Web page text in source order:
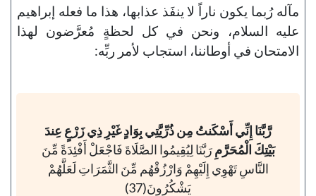
مآله رُبما يكون ناراً لا ينفَذ عذابها، هذا ما فعله إبراهيم
عليه السلام، ونحن في كل لحظةٍ مُعرَّضون لهذا
الامتحان في أوطاننا، استجاب لأمر ربِّه:
رَّبَّنَا إِنِّي أَسْكَنتُ مِن ذُرِّيَّتِي بِوَادٍ غَيْرِ ذِي زَرْعٍ عِندَ
بَيْتِكَ الْمُحَرَّمِرَبَّنَا لِيُقِيمُوا الصَّلَاةَ فَاجْعَلْ أَفْئِدَةً مِّنَ
النَّاسِ تَهْوِي إِلَيْهِمْ وَارْزُقْهُم مِّنَ الثَّمَرَاتِ لَعَلَّهُمْ
يَشْكُرُونَ(37)